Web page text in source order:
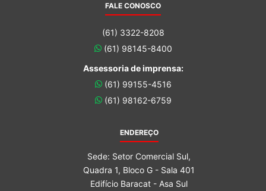
FALE CONOSCO
(61) 3322-8208
(61) 98145-8400
Assessoria de imprensa:
(61) 99155-4516
(61) 98162-6759
ENDEREÇO
Sede: Setor Comercial Sul,
Quadra 1, Bloco G - Sala 401
Edifício Baracat - Asa Sul